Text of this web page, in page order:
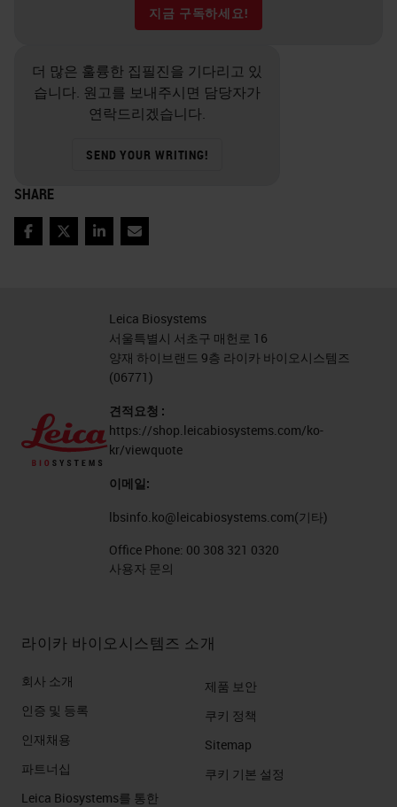
지금 구독하세요!
더 많은 훌륭한 집필진을 기다리고 있
습니다. 원고를 보내주시면 담당자가
연락드리겠습니다.
SEND YOUR WRITING!
SHARE
Facebook
TwitterLinkedIn
Email
Leica Biosystems
서울특별시 서초구 매헌로 16
양재 하이브랜드 9층 라이카 바이오시스템즈
(06771)
견적요청 :
https://shop.leicabiosystems.com/ko-
kr/viewquote
이메일:
lbsinfo.ko@leicabiosystems.com(기타)
Office Phone: 00 308 321 0320
사용자 문의
라이카 바이오시스템즈 소개
회사 소개
인증 및 등록
인재채용
파트너십
Leica Biosystems를 통한
제품 보안
쿠키 정책
Sitemap
쿠키 기본 설정